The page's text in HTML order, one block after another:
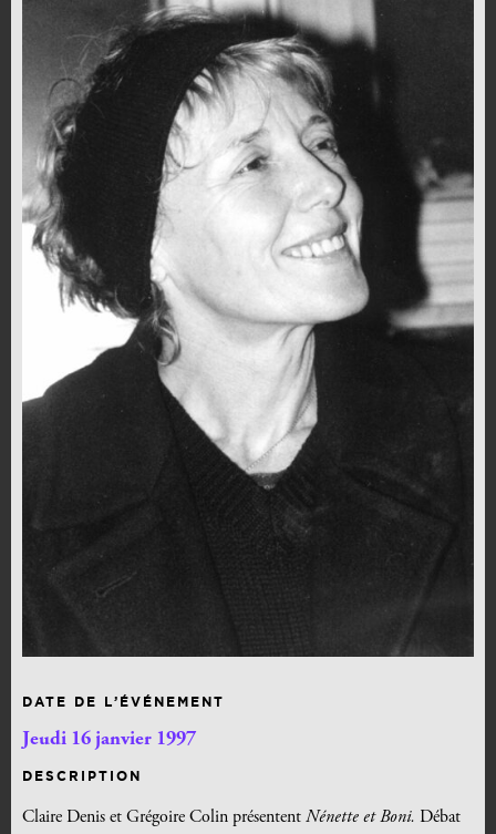
DATE DE L’ÉVÉNEMENT
Jeudi 16 janvier 1997
DESCRIPTION
Claire Denis et Grégoire Colin présentent Nénette et Boni. Débat